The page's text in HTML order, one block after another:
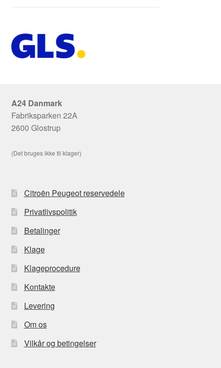
A24 Danmark
Fabriksparken 22A
2600 Glostrup
(Det bruges ikke til klager)
Citroën Peugeot reservedele
Privatlivspolitik
Betalinger
Klage
Klageprocedure
Kontakte
Levering
Om os
Vilkår og betingelser